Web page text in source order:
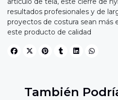
resultados profesionales y de
proyectos de costura sean más
este producto de calidad
También